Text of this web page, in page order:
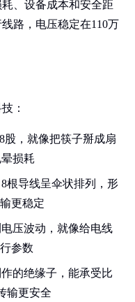
、设备成本和安全距
路，电压稳定在110万
：
股，就像把筷子掰成扇
损耗
根导线呈伞状排列，形
更稳定
压波动，就像给电线
参数
的绝缘子，能承受比
输更安全